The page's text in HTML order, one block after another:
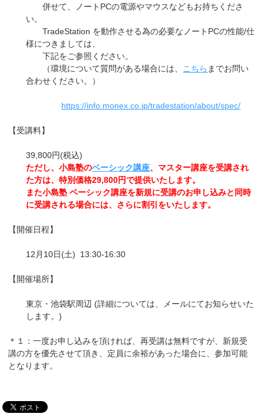
併せて、ノートPCの電源やマウスなどもお持ちくださ
い。
TradeStation を動作させる為の必要なノートPCの性能/仕
様につきましては、
下記をご参照ください。
（環境について質問がある場合には、 こちら までお問い
合わせください。）
https://info.monex.co.jp/tradestation/about/spec/
【受講料】
39,800円(税込)
ただし、小島塾のベーシック講座、マスター講座を受講され
た方は、特別価格29,800円で提供いたします。
また小島塾 ベーシック講座を新規に受講のお申し込みと同時
に受講される場合には、さらに割引をいたします。
【開催日程】
12月10日(土) 13:30-16:30
【開催場所】
東京・池袋駅周辺 (詳細については、メールにてお知らせいた
します。)
＊１：一度お申し込みを頂ければ、再受講は無料ですが、新規受
講の方を優先させて頂き、定員に余裕があった場合に、参加可能
となります。